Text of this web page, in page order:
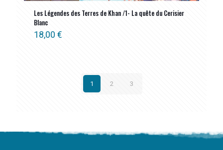
Les Légendes des Terres de Khan /1- La quête du Cerisier
Blanc
18,00 €
1 2 3